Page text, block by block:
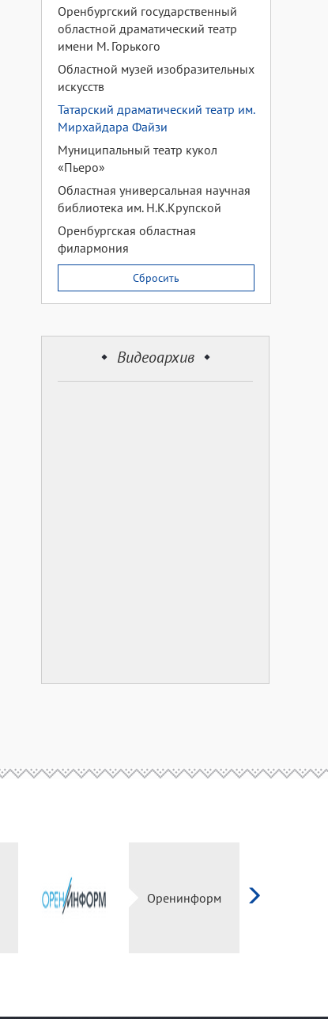
Оренбургский государственный
областной драматический театр
имени М. Горького
Областной музей изобразительных
искусств
Татарский драматический театр им.
Мирхайдара Файзи
Муниципальный театр кукол
«Пьеро»
Областная универсальная научная
библиотека им. Н.К.Крупской
Оренбургская областная
филармония
Сбросить
Видеоархив
Оренинформ